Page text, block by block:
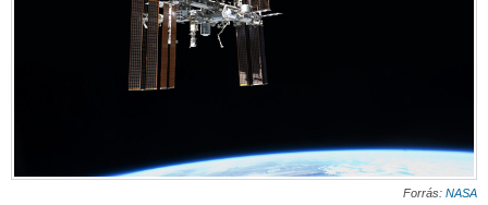
Forrás: NASA